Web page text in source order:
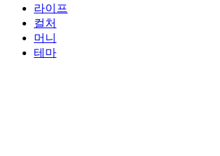
라이프
컬처
머니
테마